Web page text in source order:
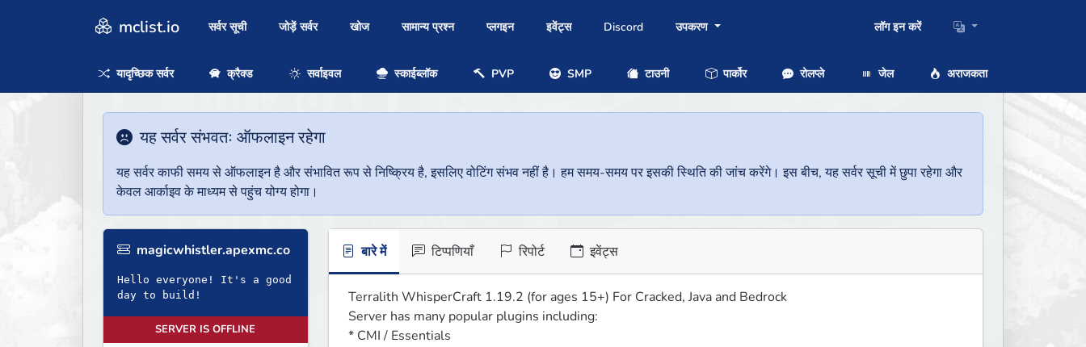
mclist.io सर्वर सूची जोड़ें सर्वर खोज सामान्य प्रश्न प्लगइन इवेंट्स Discord उपकरण लॉग इन करें
यादृच्छिक सर्वर क्रैक्ड सर्वाइवल स्काईब्लॉक PVP SMP टाउनी पार्कोर रोलप्ले जेल अराजकता
यह सर्वर संभवतः ऑफलाइन रहेगा
यह सर्वर काफी समय से ऑफलाइन है और संभावित रूप से निष्क्रिय है, इसलिए वोटिंग संभव नहीं है। हम समय-समय पर इसकी स्थिति की जांच करेंगे। इस बीच, यह सर्वर सूची में छुपा रहेगा और
केवल आर्काइव के माध्यम से पहुंच योग्य होगा।
magicwhistler.apexmc.co
Hello everyone! It's a good
day to build!
SERVER IS OFFLINE
बारे में टिप्पणियाँ रिपोर्ट इवेंट्स
Terralith WhisperCraft 1.19.2 (for ages 15+) For Cracked, Java and Bedrock
Server has many popular plugins including:
* CMI / Essentials